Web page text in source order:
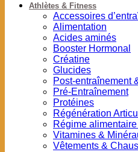
Athlètes & Fitness
Accessoires
Alimentation
Acides aminés
Booster Hormonal
Créatine
Glucides
Post-entraînement
Pré-Entraînement
Protéines
Régénération
Régime
Vitamines &
Vêtements &